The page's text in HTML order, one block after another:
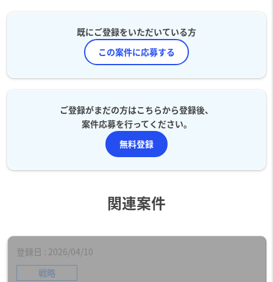
既にご登録をいただいている方
この案件に応募する
ご登録がまだの方はこちらから登録後、
案件応募を行ってください。
無料登録
関連案件
登録日 2026/04/10
戦略